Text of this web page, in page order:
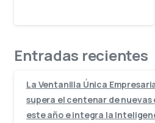
Entradas recientes
La Ventanilla Única
supera el centenar de nuevas
este año e integra la